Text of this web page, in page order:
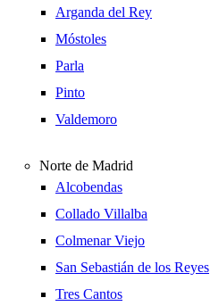
Arganda del Rey
Móstoles
Parla
Pinto
Valdemoro
Norte de Madrid
Alcobendas
Collado Villalba
Colmenar Viejo
San Sebastián de los Reyes
Tres Cantos